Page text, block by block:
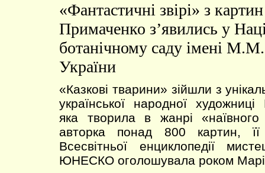
«Фантастичні звірі» з
Примаченко з’явились у
ботанічному саду імені
України
«Казкові тварини» зійшли з
української народної
яка творила в жанрі
авторка понад 800 картин,
Всесвітньої енциклопедії
ЮНЕСКО оголошувала роком